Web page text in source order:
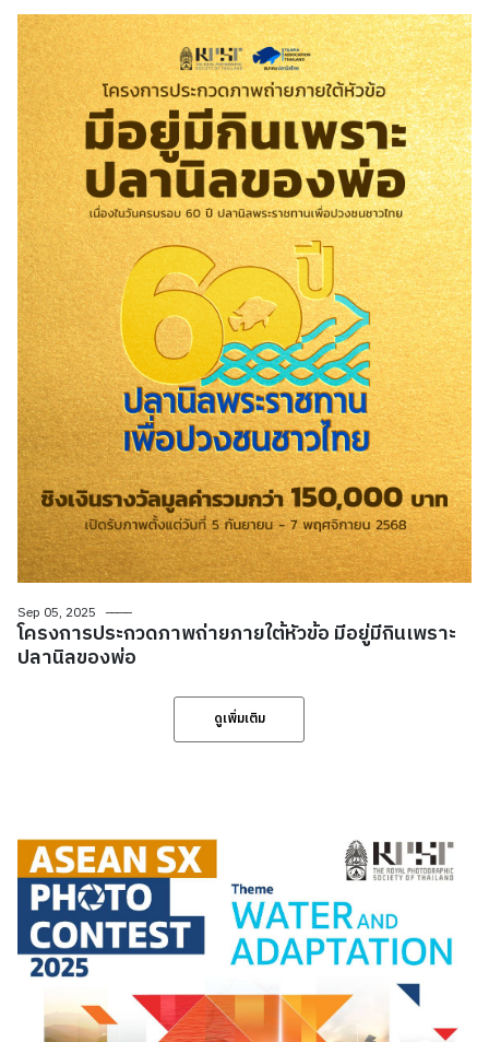
Sep 05, 2025
โครงการประกวดภาพถ่ายภายใต้หัวข้อ มีอยู่มีกินเพราะ
ปลานิลของพ่อ
ดูเพิ่มเติม